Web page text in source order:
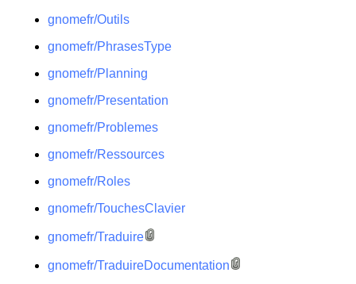
gnomefr/Outils
gnomefr/PhrasesType
gnomefr/Planning
gnomefr/Presentation
gnomefr/Problemes
gnomefr/Ressources
gnomefr/Roles
gnomefr/TouchesClavier
gnomefr/Traduire
gnomefr/TraduireDocumentation